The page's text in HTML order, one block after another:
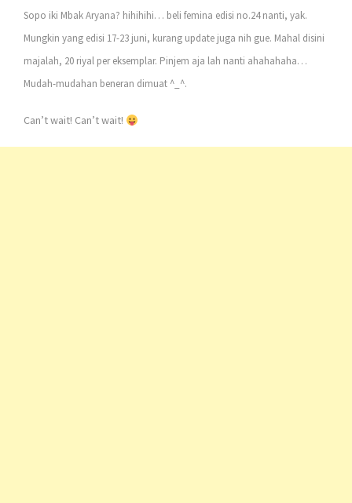
Sopo iki Mbak Aryana? hihihihi… beli femina edisi no.24 nanti, yak.
Mungkin yang edisi 17-23 juni, kurang update juga nih gue. Mahal disini
majalah, 20 riyal per eksemplar. Pinjem aja lah nanti ahahahaha…
Mudah-mudahan beneran dimuat ^_^.
Can’t wait! Can’t wait!